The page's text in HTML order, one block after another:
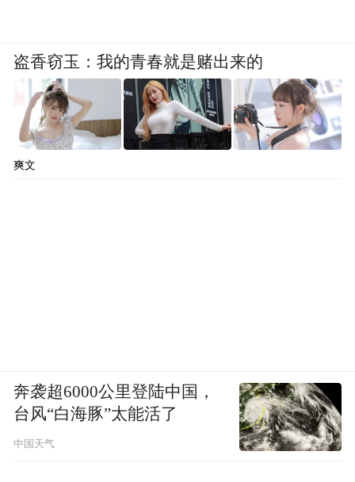
盗香窃玉：我的青春就是赌出来的
爽文
奔袭超6000公里登陆中国，
台风“白海豚”太能活了
中国天气